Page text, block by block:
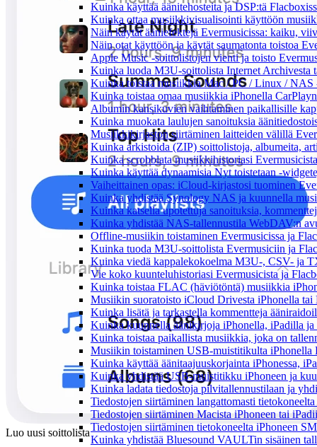
Kuinka käyttää äänitehosteita ja DSP:tä
Kuinka ottaa musiikkivisualisointi käyttöön
Näin käytät ääniefektejä Evermusicissa: kaiku,
Näin otat käyttöön ja käytät saumatonta toistoa
Apple Music -soittolistojen vienti ja toisto
Kuinka luoda M3U-soittolista Internet Archivesta
Kuinka toistaa musiikkia Mac / PC / Linux /
Kuinka toistaa omaa musiikkia iPhonella
Albumin kansikuvien vaihtaminen paikallisille
Kuinka muokata laulujen sanoituksia
Musiikkikirjaston siirtäminen laitteiden välillä
Kuinka arkistoida (ZIP) soittolistoja, albumeita,
Kuinka scrobblata musiikkihistoriasi
Kuinka käyttää dynaamisia Nyt toistetaan -
Vaiheittainen opas: iCloud-kirjastosi tuominen
Kuinka yhdistää Synology NAS ja kuunnella
Kuinka katsella upotettuja sanoituksia,
Kuinka yhdistää NAS-tallennustila WebDAV:n
Offline-musiikin toistaminen Evermusicissa ja
Kuinka tuoda M3U-soittolista Evermusiciin ja
Kuinka viedä kappalekokoelma M3U-, CSV- ja
Vie koko kuunteluhistoriasi Evermusicista ja
Kuinka toistaa FLAC (häviötöntä) musiikkia
Musiikin suoratoisto iCloud Drivesta iPhonella tai
Kuinka lisätä ja tarkastella kommentteja
Kuinka kuunnella äänikirjoja iPhonella, iPadilla
Kuinka toistaa paikallista musiikkia, joka on
Musiikin toistaminen USB-muistitikulta
Kuinka käyttää äänitaajuuskorjainta iPhonessa,
Kuinka yhdistää USB-muistitikku iPhoneen ja
Kuinka ladata tiedostoja pilvitallennustilaan ja
Tiedostojen siirtäminen langattomasti
Tiedostojen siirtäminen Macista iPhoneen tai
Tiedostojen siirtäminen tietokoneelta iPhoneen
Kuinka yhdistää Bluesound VAULTin sisäinen
Luo uusi soittolista